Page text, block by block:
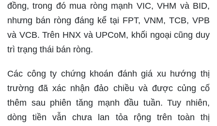
đồng, trong đó mua ròng mạnh VIC, VHM và BID,
nhưng bán ròng đáng kể tại FPT, VNM, TCB, VPB
và VCB. Trên HNX và UPCoM, khối ngoại cũng duy
trì trạng thái bán ròng.
Các công ty chứng khoán đánh giá xu hướng thị
trường đã xác nhận đảo chiều và được củng cố
thêm sau phiên tăng mạnh đầu tuần. Tuy nhiên,
dòng tiền vẫn chưa lan tỏa rộng trên toàn thị